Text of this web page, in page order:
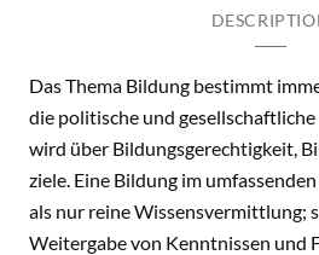
Das Thema Bildung bestimmt
die politische und
wird über Bildungsgerechtigkeit,
ziele. Eine Bildung im
als nur reine Wissensvermittlung;
Weitergabe von Kenntnissen und